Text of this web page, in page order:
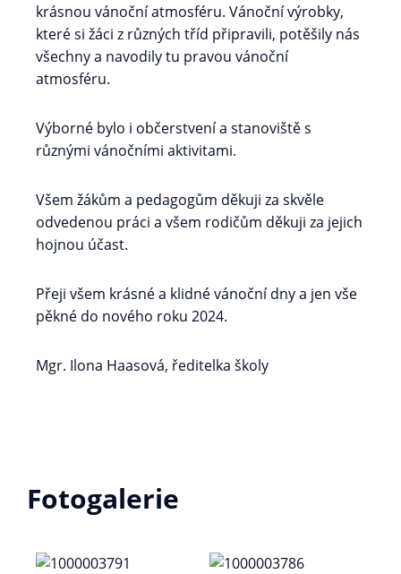
krásnou vánoční atmosféru. Vánoční výrobky,
které si žáci z různých tříd připravili, potěšily nás
všechny a navodily tu pravou vánoční
atmosféru.
Výborné bylo i občerstvení a stanoviště s
různými vánočními aktivitami.
Všem žákům a pedagogům děkuji za skvěle
odvedenou práci a všem rodičům děkuji za jejich
hojnou účast.
Přeji všem krásné a klidné vánoční dny a jen vše
pěkné do nového roku 2024.
Mgr. Ilona Haasová, ředitelka školy
Fotogalerie